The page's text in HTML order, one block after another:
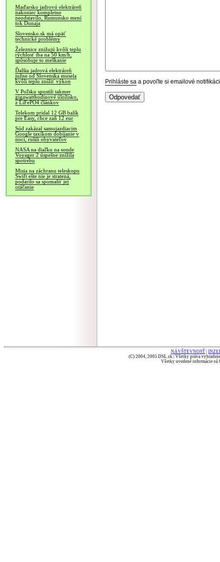
Maďarsko jadrovú elektráreň
nakoniec kompletne
neodstavilo, Rumunsko mení
tok Dunaja
Slovensko.sk má opäť
technické problémy
Železnice znižujú kvôli teplu
rýchlosť iba na 50 km/h,
spôsobuje to meškanie
Ďalšia jadrová elektráreň
južne od Slovenska musela
kvôli teplu znížiť výkon
V Poľsku spustili takmer
gigawatthodinové úložisko,
z LiFePO4 článkov
Telekom pridal 12 GB balík
pre Easy, chce zaň 12 eur
Súd zakázal samojazdiacim
Google taxíkom dobíjanie v
noci, rušili obyvateľov
NASA na diaľku na sonde
Voyager 2 úspešne znížila
spotrebu
Misia na záchranu teleskopu
Swift ešte nie je stratená,
podarilo sa spomaliť jej
otáčanie
Prihláste sa a povoľte si emailové
NÁVŠTEVNOSŤ
(C) 2004, 2005 DSL.sk | Všetky práva
Všetky uvedené informácie sú